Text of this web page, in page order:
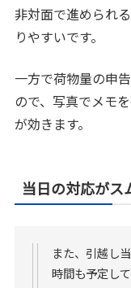
非対面で進められ
りやすいです。
一方で荷物量の申
ので、写真でメモ
が効きます。
当日の対応がス
また、引越し
時間も予定し